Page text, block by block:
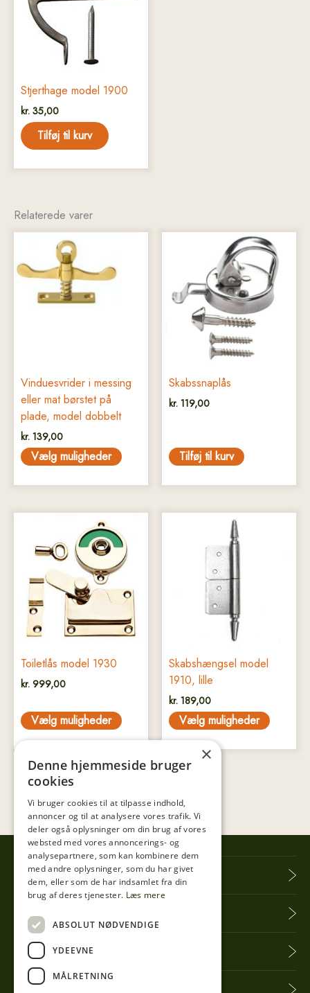
Stjerthage model 1900
kr. 35,00
Tilføj til kurv
Relaterede varer
Vinduesvrider i messing
eller mat børstet på
plade, model dobbelt
kr. 139,00
Vælg muligheder
har
flere
varianter.
varesiden
Skabssnaplås
kr. 119,00
Tilføj til kurv
Toiletlås model 1930
kr. 999,00
Vælg muligheder
varianter.
Mulighederne
kan
vælges
varesiden
Skabshængsel model
1910, lille
kr. 189,00
Vælg muligheder
varianter.
Mulighederne
varesiden
Tibberup Høkeren
Information
Praktisk info
Få seneste nyt
×
Denne hjemmeside bruger
cookies
Vi bruger cookies til at tilpasse indhold,
annoncer og til at analysere vores trafik. Vi
deler også oplysninger om din brug af vores
websted med vores annoncerings- og
analysepartnere, som kan kombinere dem
med andre oplysninger, som du har givet
dem, eller som de har indsamlet fra din
brug af deres tjenester. Læs mere
ABSOLUT NØDVENDIGE
YDEEVNE
MÅLRETNING